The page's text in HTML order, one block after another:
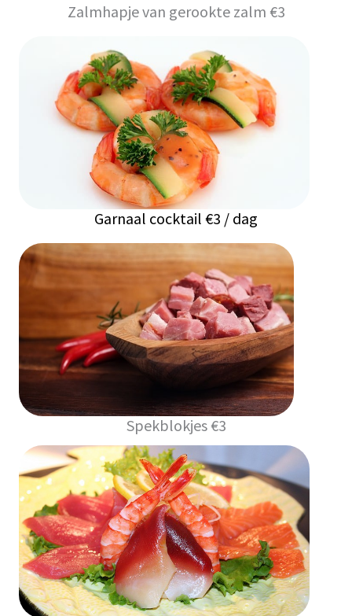
Zalmhapje van gerookte zalm €3
Garnaal cocktail €3 / dag
Spekblokjes €3